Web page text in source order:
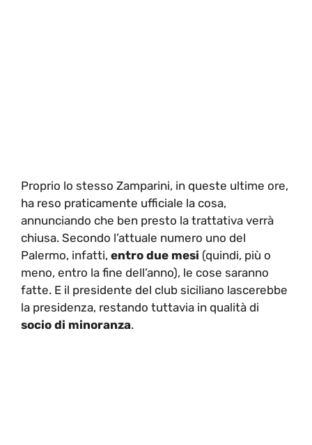
Proprio lo stesso Zamparini, in queste ultime ore,
ha reso praticamente ufficiale la cosa,
annunciando che ben presto la trattativa verrà
chiusa. Secondo l’attuale numero uno del
Palermo, infatti, entro due mesi (quindi, più o
meno, entro la fine dell’anno), le cose saranno
fatte. E il presidente del club siciliano lascerebbe
la presidenza, restando tuttavia in qualità di
socio di minoranza.